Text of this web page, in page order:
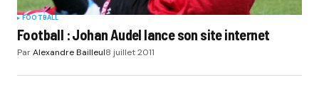
FOOTBALL
Football : Johan Audel lance son site internet
ParAlexandre Bailleul8 juillet 2011